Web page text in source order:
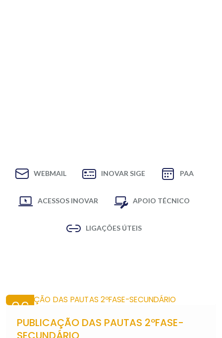
WEBMAIL INOVAR SIGE PAA
ACESSOS INOVAR APOIO TÉCNICO
LIGAÇÕES ÚTEIS
06
AGO
2026
PUBLICAÇÃO DAS PAUTAS 2ºFASE-